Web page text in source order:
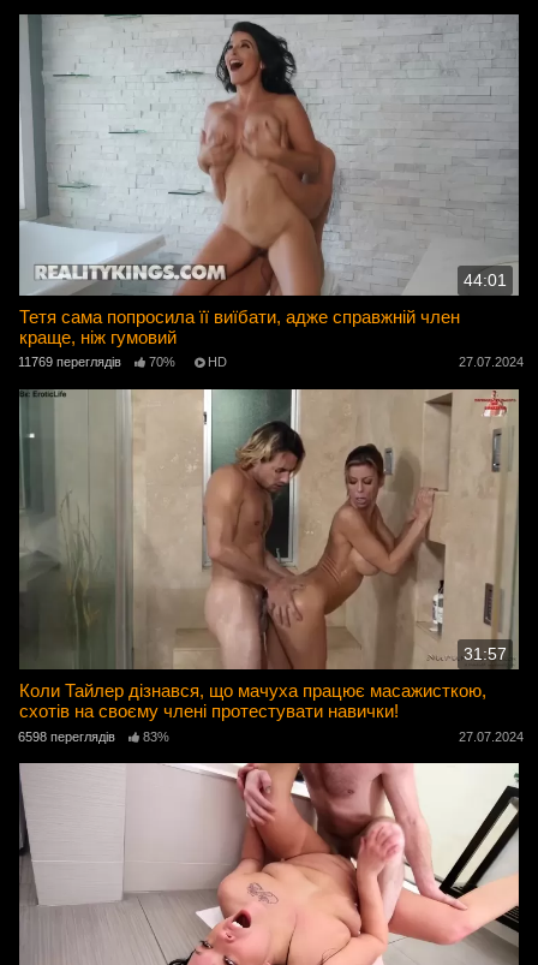
44:01
Тетя сама попросила її виїбати, адже справжній член
краще, ніж гумовий
11769 переглядів 70% HD 27.07.2024
31:57
Коли Тайлер дізнався, що мачуха працює масажисткою,
схотів на своєму члені протестувати навички!
6598 переглядів 83% 27.07.2024